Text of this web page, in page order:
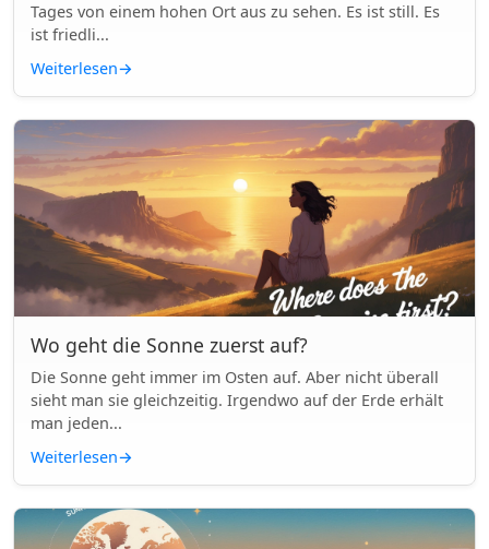
Tages von einem hohen Ort aus zu sehen. Es ist still. Es
ist friedli...
Weiterlesen→
Wo geht die Sonne zuerst auf?
Die Sonne geht immer im Osten auf. Aber nicht überall
sieht man sie gleichzeitig. Irgendwo auf der Erde erhält
man jeden...
Weiterlesen→